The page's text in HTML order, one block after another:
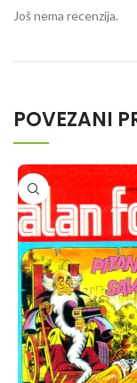
Još nema recenzija.
POVEZANI